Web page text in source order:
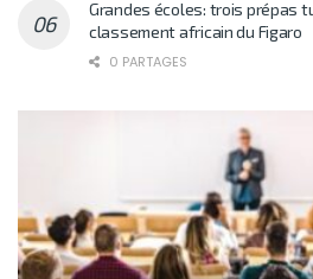
Grandes écoles: trois prépas
classement africain du Figaro
0 PARTAGES